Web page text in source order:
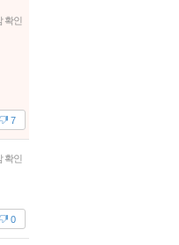
확인
7
확인
0